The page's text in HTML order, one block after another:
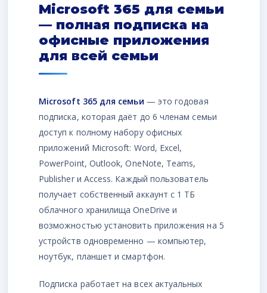
Microsoft 365 для семьи
— полная подписка на
офисные приложения
для всей семьи
Microsoft 365 для семьи — это годовая
подписка, которая даёт до 6 членам семьи
доступ к полному набору офисных
приложений Microsoft: Word, Excel,
PowerPoint, Outlook, OneNote, Teams,
Publisher и Access. Каждый пользователь
получает собственный аккаунт с 1 ТБ
облачного хранилища OneDrive и
возможностью установить приложения на 5
устройств одновременно — компьютер,
ноутбук, планшет и смартфон.
Подписка работает на всех актуальных